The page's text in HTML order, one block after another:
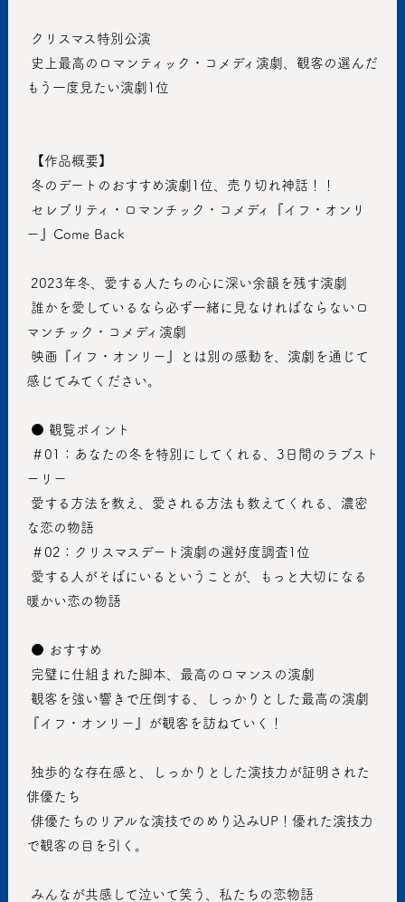
クリスマス特別公演
もう一度見たい演劇1位
【作品概要】
冬のデートのおすすめ演劇1位、売り切れ神話！！
ー』Come Back
2023年冬、愛する人たちの心に深い余韻を残す演劇
マンチック・コメディ演劇
感じてみてください。
● 観覧ポイント
ーリー
な恋の物語
＃02：クリスマスデート演劇の選好度調査1位
暖かい恋の物語
● おすすめ
完璧に仕組まれた脚本、最高のロマンスの演劇
『イフ・オンリー』が観客を訪ねていく！
俳優たち
で観客の目を引く。
みんなが共感して泣いて笑う、私たちの恋物語